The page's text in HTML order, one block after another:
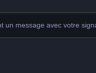
un message avec votre